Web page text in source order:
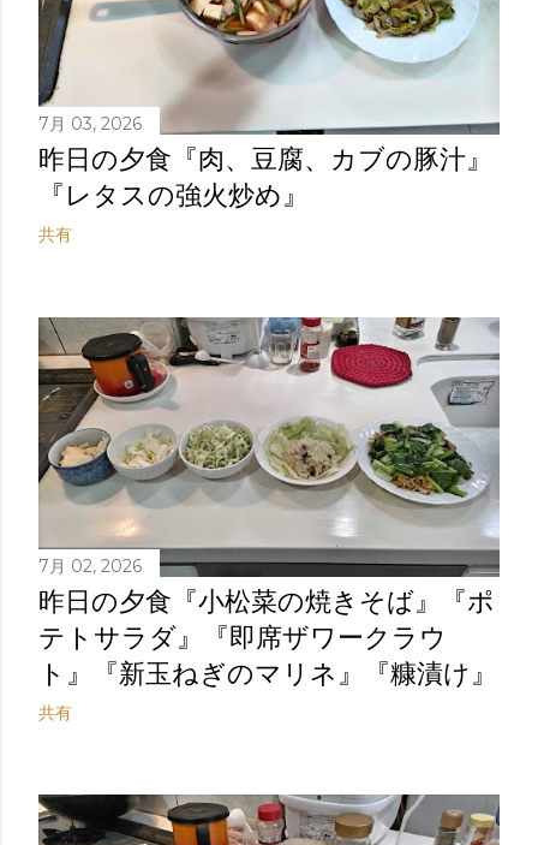
7月 03, 2026
昨日の夕食『肉、豆腐、カブの豚汁』
『レタスの強火炒め』
共有
7月 02, 2026
昨日の夕食『小松菜の焼きそば』『ポ
テトサラダ』『即席ザワークラウ
ト』『新玉ねぎのマリネ』『糠漬け』
共有